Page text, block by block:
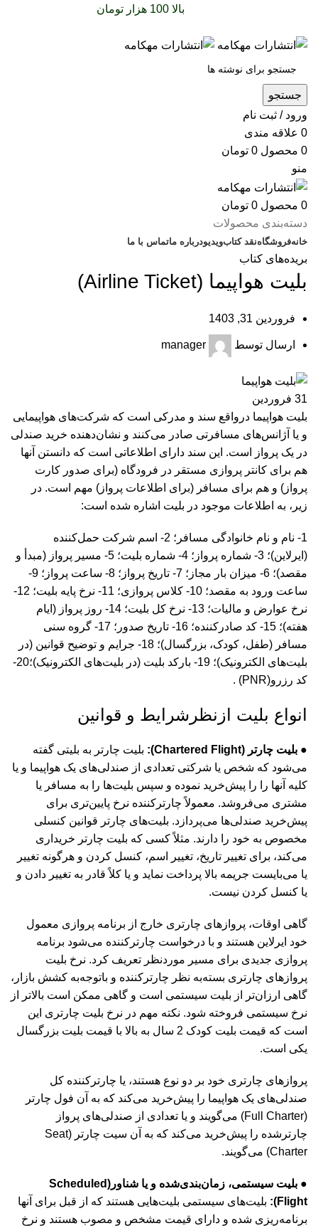
بالا 100 هزار تومان
جستجو
ورود / ثبت نام
0 علاقه مندی
0 محصول 0 تومان
منو
0 محصول 0 تومان
دسته‌بندی محصولات
خانهفروشگاهنقد کتابویدیودرباره‌ ماتماس با ما
بریده‌های کتاب
بلیت هواپیما (Airline Ticket)
فروردین 31, 1403
ارسال توسط manager
31 فروردین
بلیت هواپیما درواقع سند و مدرکی است که شرکت‌های هواپیمایی
و یا آژانس‌های مسافرتی صادر می‌کنند و نشان‌دهنده خرید صندلی
در یک پرواز است. این سند دارای اطلاعاتی است که دانستن آنها
هم برای کانتر پروازی مستقر در فرودگاه (برای صدور کارت
پرواز) و هم برای مسافر (برای اطلاعات پرواز) مهم است. در
زیر، به اطلاعات موجود در بلیت اشاره شده است:
1- نام و نام خانوادگی مسافر؛ 2- اسم شرکت حمل‌کننده
(ایرلاین)؛ 3- شماره پرواز؛ 4- شماره بلیت؛ 5- مسیر پرواز (مبدأ و
مقصد)؛ 6- میزان بار مجاز؛ 7- تاریخ پرواز؛ 8- ساعت پرواز؛ 9-
ساعت ورود به مقصد؛ 10- کلاس پروازی؛ 11- نرخ پایه بلیت؛ 12-
نرخ عوارض و مالیات؛ 13- نرخ کل بلیت؛ 14- روز پرواز (ایام
هفته)؛ 15- کد صادرکننده؛ 16- تاریخ صدور؛ 17- گروه سنی
مسافر (طفل، کودک، بزرگسال)؛ 18- جرایم و توضیح قوانین (در
بلیت‌های الکترونیک)؛ 19- بارکد بلیت (در بلیت‌های الکترونیک)؛20-
کد رزرو(PNR) .
انواع بلیت ازنظرشرایط و قوانین
● بلیت چارتر (Chartered Flight):
بلیت چارتر به بلیتی گفته
می‌شود که شخص یا شرکتی تعدادی از صندلی‌های یک هواپیما و یا
کلیه آنها را را پیش‌خرید نموده و سپس بلیت‌ها را به مسافر یا
مشتری می‌فروشد. معمولاً چارترکننده نرخ پایین‌تری برای
پیش‌خرید صندلی‌ها می‌پردازد. بلیت‌های چارتر قوانین کنسلی
مخصوص به خود را دارند. مثلاً کسی که بلیت چارتر خریداری
می‌کند، برای تغییر تاریخ، تغییر اسم، کنسل کردن و هرگونه تغییر
یا می‌بایست جریمه بالا پرداخت نماید و یا کلاً قادر به تغییر دادن و
یا کنسل کردن نیست.
گاهی اوقات، پروازهای چارتری خارج از برنامه پروازی معمول
خود ایرلاین هستند و با درخواست چارتر‌کننده می‌شود برنامه
پروازی جدیدی برای مسیر موردنظر تعریف کرد. نرخ بلیت
پروازهای چارتری بسته‌به نظر چارترکننده و باتوجه‌به کشش بازار،
گاهی ارزان‌تر از بلیت سیستمی است و گاهی ممکن است بالاتر از
نرخ سیستمی فروخته شود. نکته مهم در نرخ بلیت چارتری این
است که قیمت بلیت کودک 2 سال به بالا با قیمت بلیت بزرگسال
یکی است.
پروازهای چارتری خود بر دو نوع هستند، یا چارترکننده کل
صندلی‌های یک هواپیما را پیش‌خرید می‌کند که به آن فول چارتر
(Full Charter) می‌گویند و یا تعدادی از صندلی‌های پرواز
چارترشده را پیش‌خرید می‌کند که به آن سیت چارتر (Seat
Charter) می‌گویند.
● بلیت سیستمی، زمان‌بندی‌شده و یا شناور(Scheduled
Flight):
بلیت‌های سیستمی بلیت‌هایی هستند که از قبل برای آنها
برنامه‌ریزی ‌شده و دارای قیمت مشخص و مصوب هستند و نرخ